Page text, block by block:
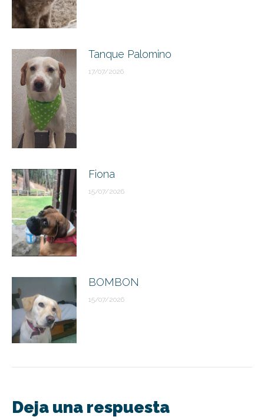
Tanque Palomino
17/07/2026
Fiona
15/07/2026
BOMBON
15/07/2026
Deja una respuesta